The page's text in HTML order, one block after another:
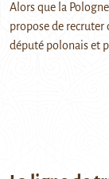
Alors que la
propose de recruter
député polonais et